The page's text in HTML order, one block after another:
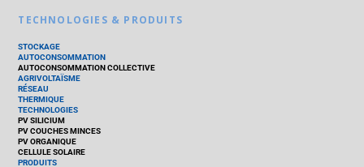
TECHNOLOGIES & PRODUITS
STOCKAGE
AUTOCONSOMMATION
AUTOCONSOMMATION COLLECTIVE
AGRIVOLTAÏSME
RÉSEAU
THERMIQUE
TECHNOLOGIES
PV SILICIUM
PV COUCHES MINCES
PV ORGANIQUE
CELLULE SOLAIRE
PRODUITS